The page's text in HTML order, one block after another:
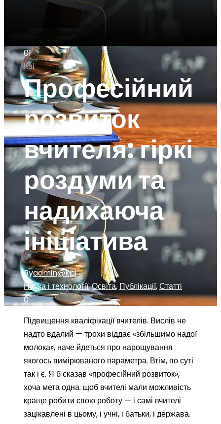
01
Кві
Професійний
розвиток
вчителя: гіркі
роздуми та
надихаюча
ініціатива
Byadmin@kpi
Наука і технології,Освіта, Публікації,Статті
0
Підвищення кваліфікації вчителів. Вислів не
надто вдалий — трохи віддає «збільшимо надої
молока», наче йдеться про нарощування
якогось вимірюваного параметра. Втім, по суті
так і є. Я б сказав «професійний розвиток»,
хоча мета одна: щоб вчителі мали можливість
краще робити свою роботу — і самі вчителі
зацікавлені в цьому, і учні, і батьки, і держава.